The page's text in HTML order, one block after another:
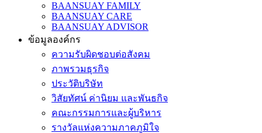
BAANSUAY FAMILY
BAANSUAY CARE
BAANSUAY ADVISOR
ข้อมูลองค์กร
ความรับผิดชอบต่อสังคม
ภาพรวมธุรกิจ
ประวัติบริษัท
วิสัยทัศน์ ค่านิยม และพันธกิจ
คณะกรรมการและผู้บริหาร
รางวัลแห่งความภาคภูมิใจ